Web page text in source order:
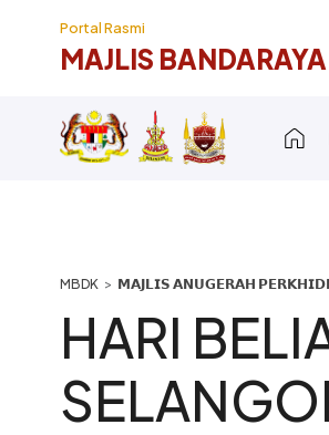
Portal Rasmi
MAJLIS
Breadcrumb
𝗠𝗔𝗝𝗟𝗜𝗦 𝗔𝗡𝗨𝗚𝗘𝗥𝗔𝗛
HARI